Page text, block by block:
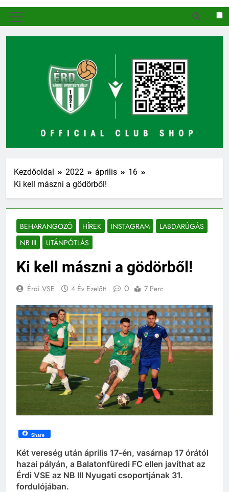
Kezdőoldal 2022 április
16
Ki kell mászni a gödörből!
BEHARANGOZÓ HÍREK INSTAGRAM
LABDARÚGÁS
NB III
UTÁNPÓTLÁS
Ki kell mászni a gödörből!
Érdi VSE 4 Év Ezelőtt 0 7 Perc
Share
Két vereség után április 17-én, vasárnap 17 órától
hazai pályán, a Balatonfüredi FC ellen javíthat az
Érdi VSE az NB III Nyugati csoportjának 31.
fordulójában.